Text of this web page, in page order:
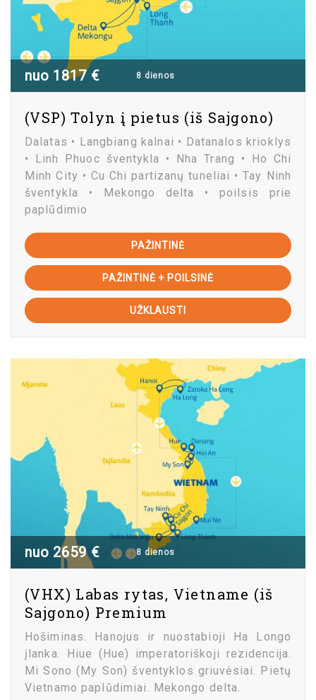
nuo 1817 € 8 dienos
(VSP) Tolyn į pietus (iš Sajgono)
Dalatas • Langbiang kalnai • Datanalos krioklys
• Linh Phuoc šventykla • Nha Trang • Ho Chi
Minh City • Cu Chi partizanų tuneliai • Tay Ninh
šventykla • Mekongo delta • poilsis prie
paplūdimio
PAŽINTINĖ
PAŽINTINĖ + POILSINĖ
UŽKLAUSTI
nuo 2659 € 8 dienos
(VHX) Labas rytas, Vietname (iš
Sajgono) Premium
Hošiminas. Hanojus ir nuostabioji Ha Longo
įlanka. Hiue (Hue) imperatoriškoji rezidencija.
Mi Sono (My Son) šventyklos griuvėsiai. Pietų
Vietnamo paplūdimiai. Mekongo delta.